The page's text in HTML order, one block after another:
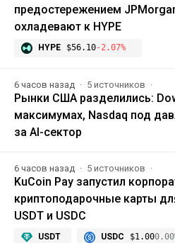
предостережением
охладевают к HYPE
HYPE $56.10-2.07%
6 часов назад 5 источников
Рынки США разделились:
максимумах, Nasdaq под
за AI-сектор
6 часов назад 5 источников
KuCoin Pay запустил
криптоподарочные карты
USDT и USDC
USDT USDC $1.00